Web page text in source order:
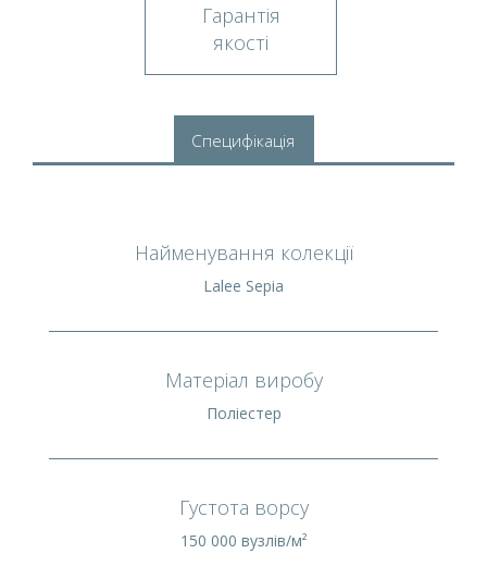
Гарантія
якості
Специфікація
Найменування колекції
Lalee Sepia
Матеріал виробу
Поліестер
Густота ворсу
150 000 вузлів/м²